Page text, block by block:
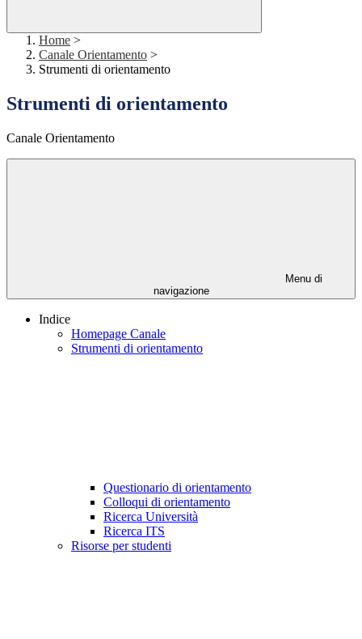
Home >
Canale Orientamento >
Strumenti di orientamento
Strumenti di orientamento
Canale Orientamento
Menu di
navigazione
Indice
Homepage Canale
Strumenti di orientamento
Questionario di orientamento
Colloqui di orientamento
Ricerca Università
Ricerca ITS
Risorse per studenti